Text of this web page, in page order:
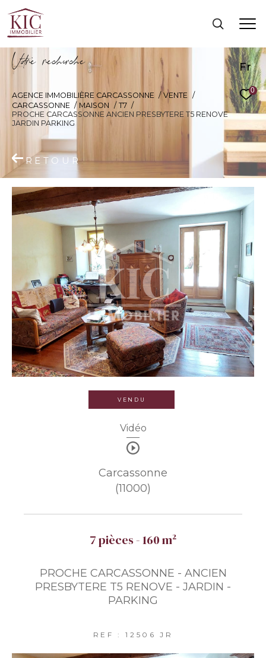
Fr
0
Vore recece
AGENCE IMMOBILIÈRE CARCASSONNE
VENTE
CARCASSONNE
MAISON
T7
PROCHE CARCASSONNE ANCIEN PRESBYTERE T5 RENOVE
JARDIN PARKING
RETOUR
VENDU
Vidéo
Carcassonne
(11000)
7 pièces - 160 m²
PROCHE CARCASSONNE - ANCIEN
PRESBYTERE T5 RENOVE - JARDIN -
PARKING
REF : 12506 JR